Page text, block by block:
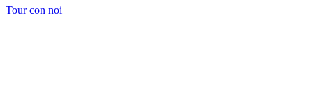
Tour con noi